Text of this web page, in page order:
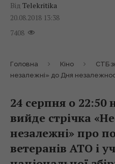
Від Telekritika
20.08.2018 13:38
7408
Головна Кіно
СТБ
незалежні» до Дня
24 серпня о 22:50
вийде стрічка
незалежні» про
ветеранів АТО і